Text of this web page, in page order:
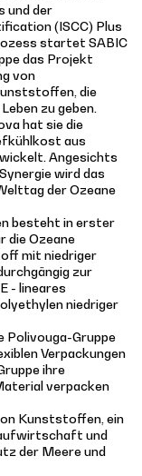
und der
(ISCC) Plus
startet SABIC
das Projekt
von
die
zu geben.
hat sie die
aus
Angesichts
wird das
der Ozeane
besteht in erster
die Ozeane
mit niedriger
zur
- lineares
niedriger
Gruppe
Verpackungen
ihre
verpacken
Kunststoffen, ein
und
der Meere und